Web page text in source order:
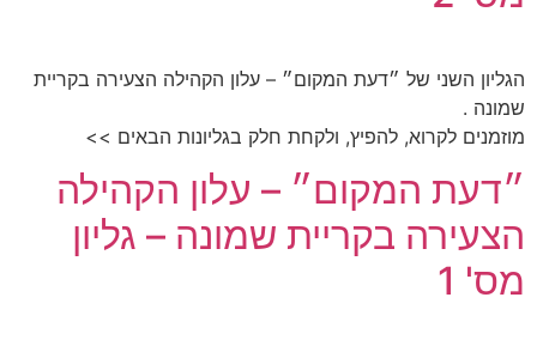
הגליון השני של ״דעת המקום״ – עלון הקהילה הצעירה בקריית
שמונה .
מוזמנים לקרוא, להפיץ, ולקחת חלק בגליונות הבאים >>
״דעת המקום״ – עלון הקהילה
הצעירה בקריית שמונה – גליון
מס' 1